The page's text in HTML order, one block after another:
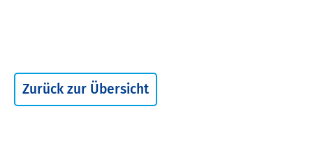
Zurück zur Übersicht